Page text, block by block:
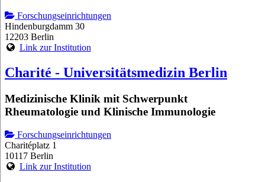
Forschungseinrichtungen
Hindenburgdamm 30
12203 Berlin
Link zur Institution
Charité - Universitätsmedizin Berlin
Medizinische Klinik mit Schwerpunkt
Rheumatologie und Klinische Immunologie
Forschungseinrichtungen
Charitéplatz 1
10117 Berlin
Link zur Institution